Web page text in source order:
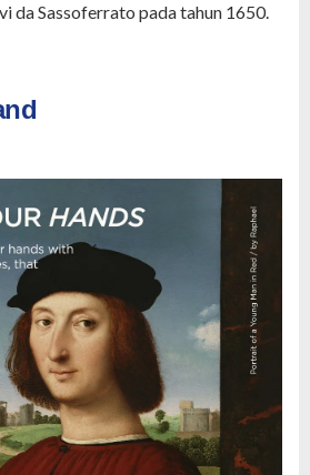
da Sassoferrato pada tahun 1650.